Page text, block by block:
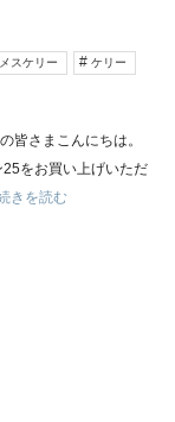
スケリー ケリー
皆さまこんにちは。
をお買い上げいただ
きを読む